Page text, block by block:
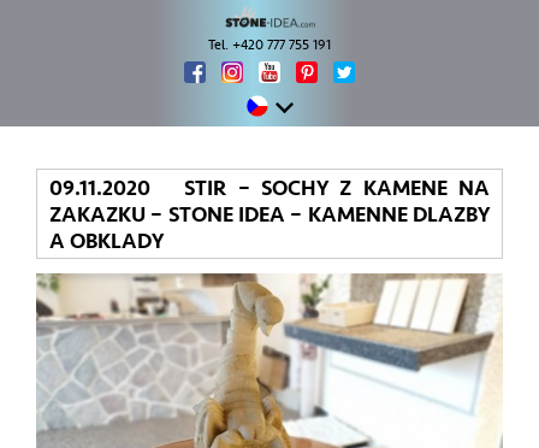
Tel. +420 777 755 191
09.11.2020 STIR – SOCHY Z KAMENE NA
ZAKAZKU – STONE IDEA – KAMENNE DLAZBY
A OBKLADY